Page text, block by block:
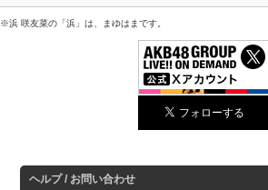
※浜 咲友菜の「浜」は、まゆはまです。
ヘルプ / お問い合わせ